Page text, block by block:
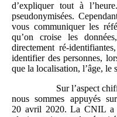
d’expliquer tout à
pseudonymisées.
vous communiquer les
qu’on croise les
directement ré-
identifier des personnes,
que la localisation, l’âge, le
Sur l’aspect
nous sommes appuyés
20 avril 2020. La CNIL a